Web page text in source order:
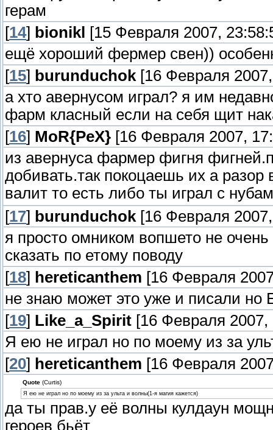
герам
[14] bionikl
[15 Февраля 2007,
ещё хороший фермер свен))
[15] burunduchok [16 Февраля
а хто авернусом играл? я им
фарм класный если на себя щит
[16] MoR{PeX} [16 Февраля 2007,
из авернуса фармер фигня
добивать.так покоцаешь их а разор
валит то есть либо ты играл с
[17] burunduchok [16 Февраля
я просто омником вопшето не
сказать по етому поводу
[18] hereticanthem [16 Февраля
не знаю может это уже и писали
[19] Like_a_Spirit [16 Февраля 2007,
Я ею не играл но по моему из за
[20] hereticanthem [16 Февраля
Quote(Curtis)
Я ею не играл но по моему из за ульта и волны(1-я магия кажется)
да ты прав.у её волны кулдаун
героев бьёт